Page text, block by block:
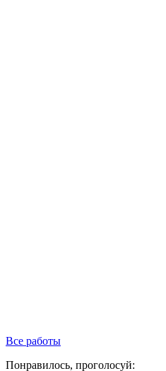
Все работы
Понравилось, проголосуй: